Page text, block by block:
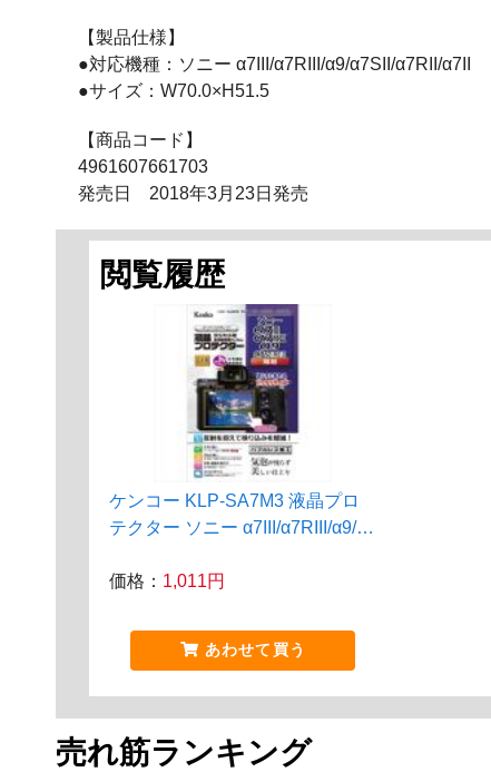
【製品仕様】
●対応機種：ソニー α7III/α7RIII/α9/α7SII/α7RII/α7II
●サイズ：W70.0×H51.5
【商品コード】
4961607661703
発売日 2018年3月23日発売
閲覧履歴
ケンコー KLP-SA7M3 液晶プロ
テクター ソニー α7III/α7RIII/α9/
価格： 1,011円
あわせて買う
売れ筋ランキング